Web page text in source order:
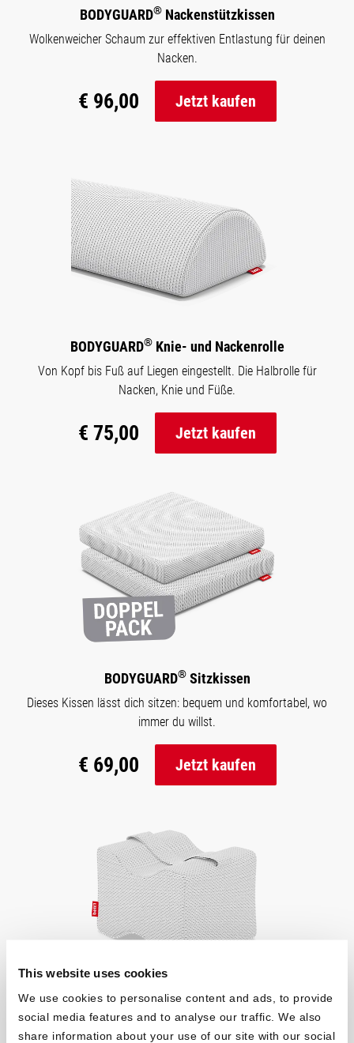
This website uses cookies
We use cookies to personalise content and ads, to provide
social media features and to analyse our traffic. We also
share information about your use of our site with our social
BODYGUARD®Nackenstützkissen
Wolkenweicher Schaum zur effektiven Entlastung für deinen
Nacken.
€ 96,00 Jetzt kaufen
BODYGUARD®Knie- und Nackenrolle
Von Kopf bis Fuß auf Liegen eingestellt. Die Halbrolle für
Nacken, Knie und Füße.
€ 75,00 Jetzt kaufen
BODYGUARD®Sitzkissen
Dieses Kissen lässt dich sitzen: bequem und komfortabel, wo
immer du willst.
€ 69,00 Jetzt kaufen
BODYGUARD ® Kniekissen
Ideal für das Schlafen auf der Seite. Schont deine Knie in der